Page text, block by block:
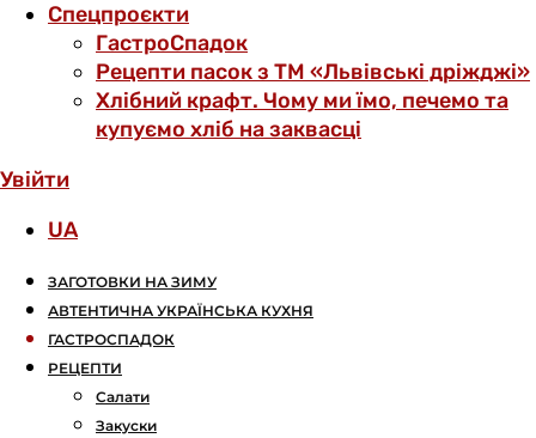
Спецпроєкти
ГастроСпадок
Рецепти пасок з ТМ «Львівські дріжджі»
Хлібний крафт. Чому ми їмо, печемо та
купуємо хліб на заквасці
Увійти
UA
ЗАГОТОВКИ НА ЗИМУ
АВТЕНТИЧНА УКРАЇНСЬКА КУХНЯ
ГАСТРОСПАДОК
РЕЦЕПТИ
Салати
Закуски